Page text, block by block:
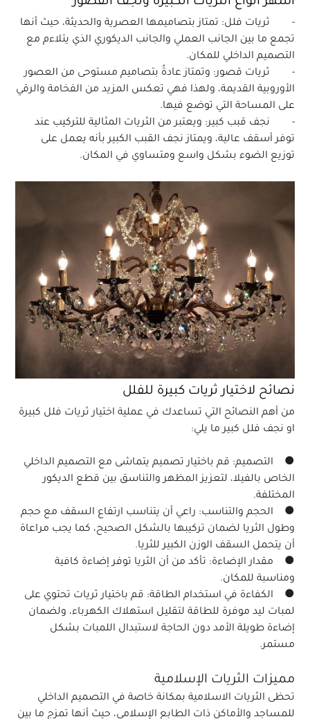
- ثريات فلل: تمتاز بتصاميمها العصرية والحديثة، حيث أنها
تجمع ما بين الجانب العملي والجانب الديكوري الذي يتلاءم مع
التصميم الداخلي للمكان.
- ثريات قصور: وتمتاز عادةً بتصاميم مستوحى من العصور
الأوروبية القديمة، ولهذا فهي تعكس المزيد من الفخامة والرقي
على المساحة التي توضع فيها.
- نجف قبب كبير: ويعتبر من الثريات المثالية للتركيب عند
توفر أسقف عالية، ويمتاز نجف القبب الكبير بأنه يعمل على
توزيع الضوء بشكل واسع ومتساوي في المكان.
نصائح لاختيار ثريات كبيرة للفلل
من أهم النصائح التي تساعدك في عملية اختيار ثريات فلل كبيرة
او نجف فلل كبير ما يلي:
● التصميم: قم باختيار تصميم يتماشى مع التصميم الداخلي
الخاص بالفيلا، لتعزيز المظهر والتناسق بين قطع الديكور
المختلفة.
● الحجم والتناسب: راعي أن يتناسب ارتفاع السقف مع حجم
وطول الثريا لضمان تركيبها بالشكل الصحيح، كما يجب مراعاة
أن يتحمل السقف الوزن الكبير للثريا.
● مقدار الإضاءة: تأكد من أن الثريا توفر إضاءة كافية
ومناسبة للمكان.
● الكفاءة في استخدام الطاقة: قم باختيار ثريات تحتوي على
لمبات ليد موفرة للطاقة لتقليل استهلاك الكهرباء، ولضمان
إضاءة طويلة الأمد دون الحاجة لاستبدال اللمبات بشكل
مستمر.
مميزات الثريات الإسلامية
تحظى الثريات الاسلامية بمكانة خاصة في التصميم الداخلي
للمساجد والأماكن ذات الطابع الإسلامي، حيث أنها تمزج ما بين